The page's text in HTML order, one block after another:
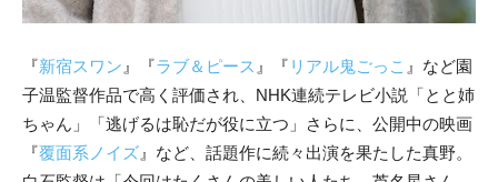
『新宿スワン 』『ラブ＆ピース 』『 リアル鬼ごっこ 』など園
子温監督作品で高く評価され、NHK連続テレビ小説「とと姉
ちゃん」「逃げるは恥だが役に立つ」さらに、公開中の映画
『覆面系ノイズ 』など、話題作に続々出演を果たした真野。